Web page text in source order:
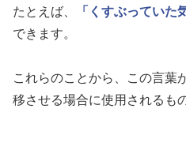
たとえば、 「くすぶっていた
できます。
これらのことから、この言葉
移させる場合に使用されるも